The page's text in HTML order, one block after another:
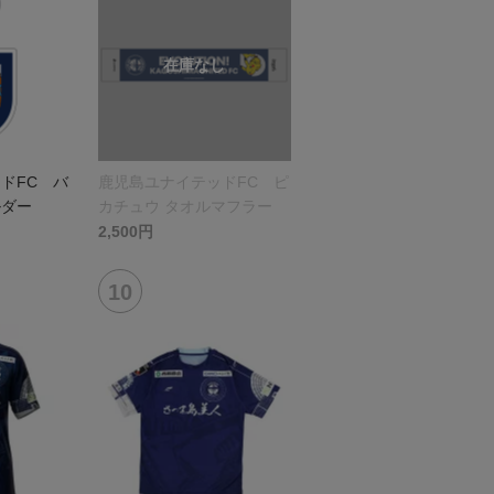
ドFC バ
ー
鹿児島ユナイテッドFC ピ
カチュウ タオルマフラー
2,500円